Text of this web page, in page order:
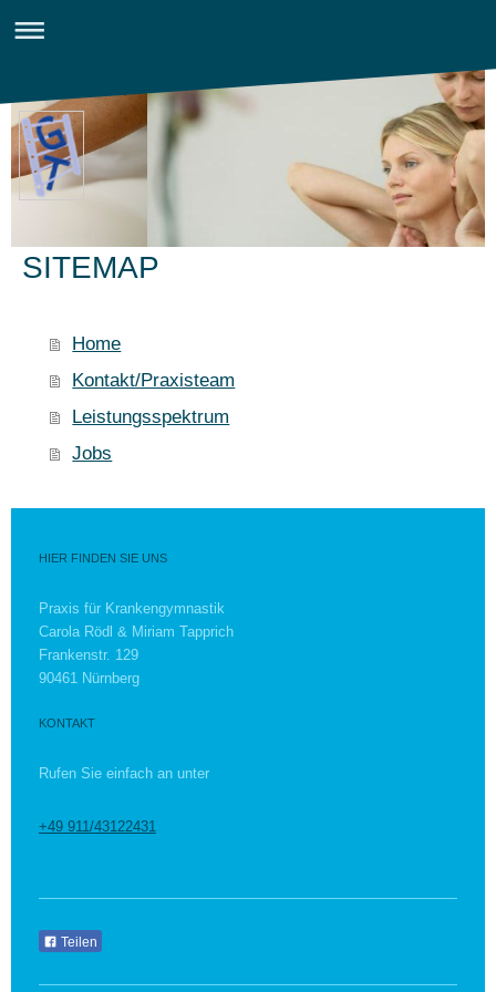
SITEMAP
Home
Kontakt/Praxisteam
Leistungsspektrum
Jobs
HIER FINDEN SIE UNS
Praxis für Krankengymnastik
Carola Rödl & Miriam Tapprich
Frankenstr. 129
90461 Nürnberg
KONTAKT
Rufen Sie einfach an unter
+49 911/43122431
Teilen